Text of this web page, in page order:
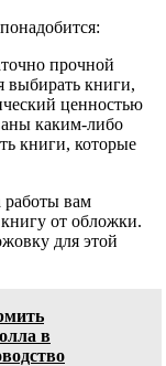
прочной
выбирать книги,
ценностью
каким-либо
книги, которые
работы вам
от обложки.
для этой
в